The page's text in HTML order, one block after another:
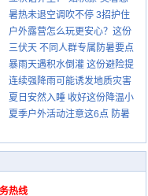
先清暑再防燥
暑热未退空调吹不停 3招护住
肩颈不酸痛
户外露营怎么玩更安心？这份
攻略请收好
三伏天 不同人群专属防暑要点
请收好
暴雨天遇积水倒灌 这份避险提
示请收好
连续强降雨可能诱发地质灾害
这些前兆要知道
夏日安然入睡 收好这份降温小
贴士
夏季户外活动注意这6点 防暑
热线